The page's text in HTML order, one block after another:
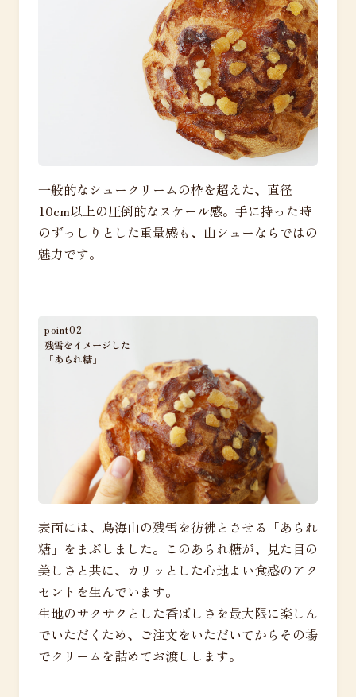
一般的なシュークリームの枠を超えた、直径
10cm以上の圧倒的なスケール感。手に持った時
のずっしりとした重量感も、山シューならではの
魅力です。
point02
残雪をイメージした
「あられ糖」
表面には、鳥海山の残雪を彷彿とさせる「あられ
糖」をまぶしました。このあられ糖が、見た目の
美しさと共に、カリッとした心地よい食感のアク
セントを生んでいます。
生地のサクサクとした香ばしさを最大限に楽しん
でいただくため、ご注文をいただいてからその場
でクリームを詰めてお渡しします。